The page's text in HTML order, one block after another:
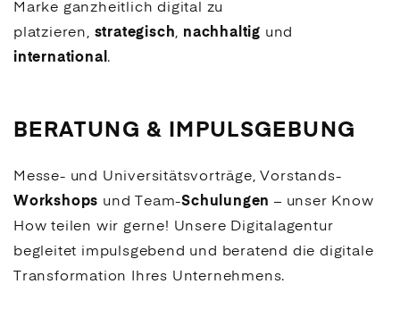
Marke ganzheitlich digital zu
platzieren, strategisch, nachhaltig und
international .
BERATUNG & IMPULSGEBUNG
Messe- und Universitätsvorträge, Vorstands-
Workshops und Team-Schulungen – unser Know
How teilen wir gerne! Unsere Digitalagentur
begleitet impulsgebend und beratend die digitale
Transformation Ihres Unternehmens.